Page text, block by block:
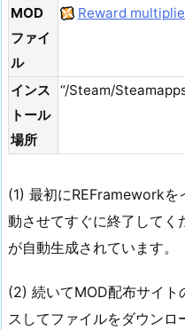
MOD
ファイ
ル
Reward
インス
トール
場所
“/Steam/
(1) 最初にREFrameworkを
動させてすぐに終了してく
が自動生成されています。
(2) 続いてMOD配布サイト
スしてファイルをダウンロ